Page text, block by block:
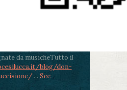
al Cippo di don
Memoria in alcuni
Ritrovo alle ore
con conclusione al
Elisa). Durante le
da musicheTutto il
blog/don-
... See